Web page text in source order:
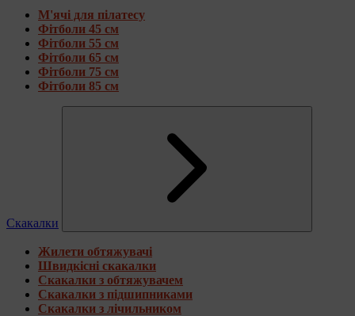
М'ячі для пілатесу
Фітболи 45 см
Фітболи 55 см
Фітболи 65 см
Фітболи 75 см
Фітболи 85 см
Скакалки
Жилети обтяжувачі
Швидкісні скакалки
Скакалки з обтяжувачем
Скакалки з підшипниками
Скакалки з лічильником